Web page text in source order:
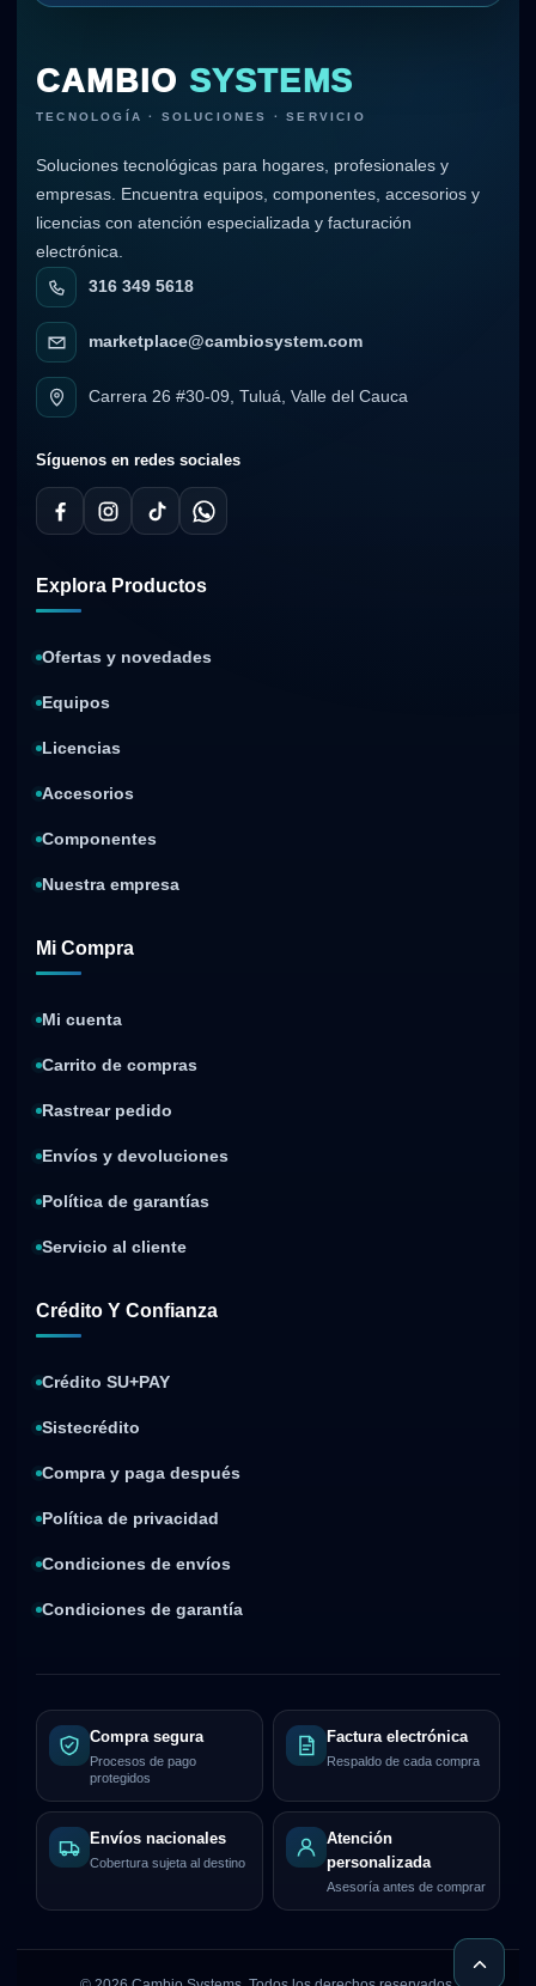
CAMBIO SYSTEMS
TECNOLOGÍA · SOLUCIONES · SERVICIO
Soluciones tecnológicas para hogares, profesionales y
empresas. Encuentra equipos, componentes, accesorios y
licencias con atención especializada y facturación
electrónica.
316 349 5618
marketplace@cambiosystem.com
Carrera 26 #30-09, Tuluá, Valle del Cauca
Síguenos en redes sociales
Explora Productos
Ofertas y novedades
Equipos
Licencias
Accesorios
Componentes
Nuestra empresa
Mi Compra
Mi cuenta
Carrito de compras
Rastrear pedido
Envíos y devoluciones
Política de garantías
Servicio al cliente
Crédito Y Confianza
Crédito SU+PAY
Sistecrédito
Compra y paga después
Política de privacidad
Condiciones de envíos
Condiciones de garantía
Compra segura
Procesos de pago
protegidos
Factura electrónica
Respaldo de cada compra
Envíos nacionales
Cobertura sujeta al destino
Atención
personalizada
Asesoría antes de comprar